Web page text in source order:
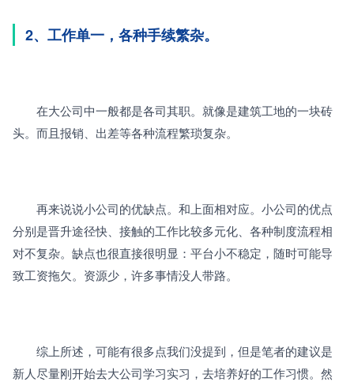
2、工作单一，各种手续繁杂。
在大公司中一般都是各司其职。就像是建筑工地的一块砖
头。而且报销、出差等各种流程繁琐复杂。
再来说说小公司的优缺点。和上面相对应。小公司的优点
分别是晋升途径快、接触的工作比较多元化、各种制度流程相
对不复杂。缺点也很直接很明显：平台小不稳定，随时可能导
致工资拖欠。资源少，许多事情没人带路。
综上所述，可能有很多点我们没提到，但是笔者的建议是
新人尽量刚开始去大公司学习实习，去培养好的工作习惯。然